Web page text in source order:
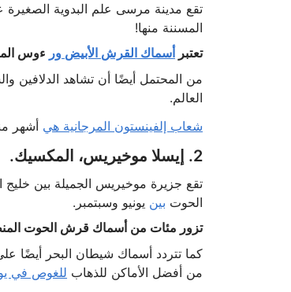
تقع مدينة مرسى علم البدوية الصغيرة
المسننة منها!
تعتبر أسماك القرش الأبيض ور ءوس
من المحتمل أيضًا أن تشاهد الدلافين
العالم.
شعاب إلفينستون المرجانية هي أشهر
2. إيسلا موخيريس، المكسيك.
تقع جزيرة موخيريس الجميلة بين خليج
الحوت بين يونيو وسبتمبر.
تزور مئات من أسماك قرش الحوت
كما تتردد أسماك شيطان البحر أيضًا
من أفضل الأماكن للذهاب للغوص في